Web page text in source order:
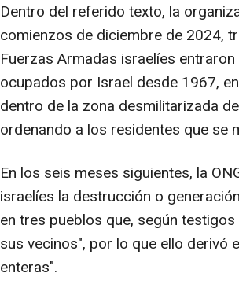
Dentro del referido texto, la
comienzos de diciembre de 2024,
Fuerzas Armadas israelíes
ocupados por Israel desde 1967,
dentro de la zona desmilitarizada
ordenando a los residentes que se
En los seis meses siguientes, la
israelíes la destrucción o
en tres pueblos que, según
sus vecinos", por lo que ello derivó
enteras".